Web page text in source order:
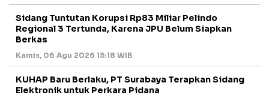
Sidang Tuntutan Korupsi Rp83 Miliar Pelindo
Regional 3 Tertunda, Karena JPU Belum Siapkan
Berkas
Kamis, 06 Agu 2026 15:18 WIB
KUHAP Baru Berlaku, PT Surabaya Terapkan Sidang
Elektronik untuk Perkara Pidana